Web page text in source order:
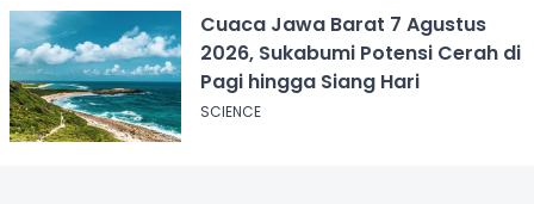
Cuaca Jawa Barat 7 Agustus
2026, Sukabumi Potensi Cerah di
Pagi hingga Siang Hari
SCIENCE